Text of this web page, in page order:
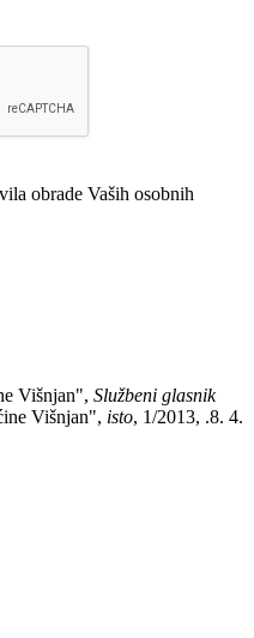
obrade Vaših osobnih
Višnjan", Službeni glasnik
Višnjan", isto, 1/2013, .8. 4.